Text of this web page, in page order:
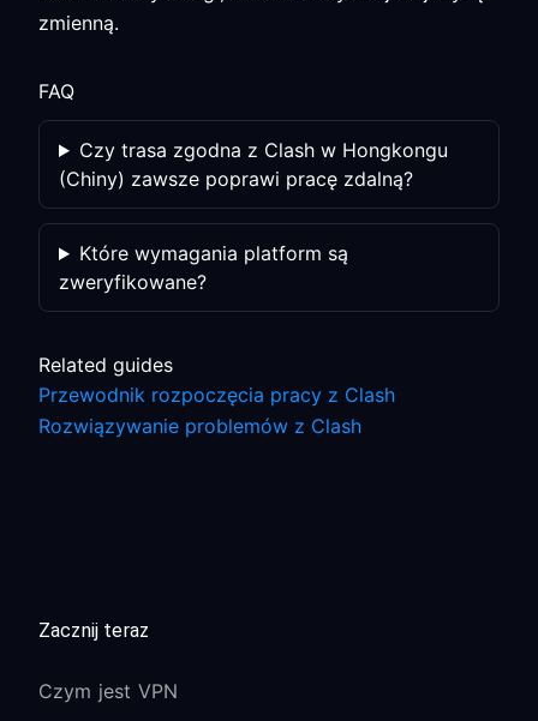
zmienną.
FAQ
Czy trasa zgodna z Clash w Hongkongu
(Chiny) zawsze poprawi pracę zdalną?
Które wymagania platform są
zweryfikowane?
Related guides
Przewodnik rozpoczęcia pracy z Clash
Rozwiązywanie problemów z Clash
Zacznij teraz
Czym jest VPN